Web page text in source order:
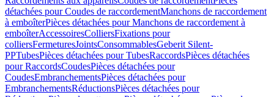
détachées pour Coudes de raccordementManchons de raccordement
à emboîterPièces détachées pour Manchons de raccordement à
emboîterAccessoiresColliersFixations pour
colliersFermeturesJointsConsommablesGeberit Silent-
PPTubesPièces détachées pour TubesRaccordsPièces détachées
pour RaccordsCoudesPièces détachées pour
CoudesEmbranchementsPièces détachées pour
EmbranchementsRéductionsPièces détachées pour